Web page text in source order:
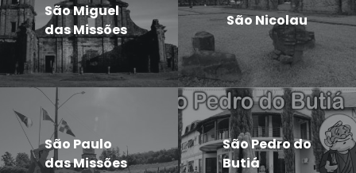
São Miguel
das Missões
São Nicolau
São Paulo
das Missões
São Pedro do
Butiá